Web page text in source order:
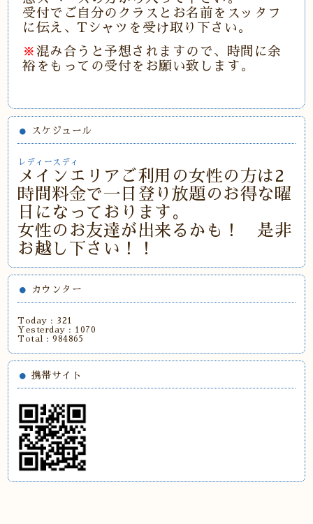
受付でご自分のクラスとお名前をスッタフ
に伝え、Tシャツを受け取り下さい。
※ 混み合うと予想されますので、時間に余
裕をもっての受付をお願い致します。
スケジュール
レディースディ
メインエリアご利用の女性の方は2
時間料金で一日登り放題のお得な曜
日になっております。
女性のお友達が出来るかも！ 是非
お越し下さい！！
カウンター
Today : 321
Yesterday : 1070
Total :984865
携帯サイト